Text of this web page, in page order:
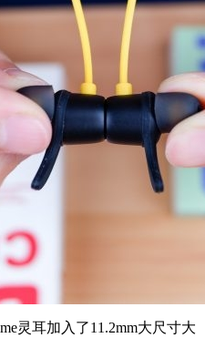
灵耳加入了11.2mm大尺寸大